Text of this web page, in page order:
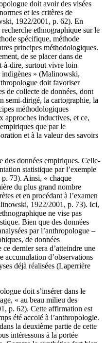
doit avoir des visées
et les critères de
1922/2001, p. 62). En
recherche ethnographique sur le
spécifique, méthode
principes méthodologiques.
de se placer dans de
à-dire, surtout vivre loin
indigènes » (Malinowski,
doit favoriser
de collecte de données, dont
semi-dirigé, la cartographie, la
méthodologiques
approches inductives, et ce,
que par le
et à la valeur des savoirs
des données empiriques. Celle-
statistique par l’exemple
73). Ainsi, « chaque
du plus grand nombre
et en procédant à l’examen
1922/2001, p. 73). Ici,
ne vise pas
Bien que des données
par l’anthropologue –
de données
dernier sera d’atteindre une
accumulation d’observations
déjà réalisées (Laperrière
doit s’insérer dans le
« au beau milieu des
p. 62). Cette affirmation est
été accolé à l’anthropologie.
la deuxième partie de cette
intéressons à la portée